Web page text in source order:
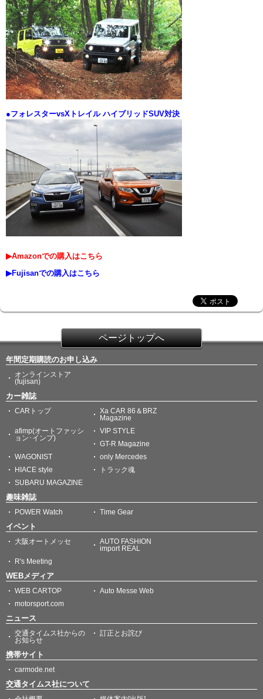
●フォレスターvsXトレイル ハイブリッドSUV対決
▶Amazonでの購入はこちら
▶Fujisanでの購入はこちら
ページトップへ
年間定期購読のお申し込み
オンラインストア
(fujisan)
カー雑誌
CARトップ
Xa CAR 86＆BRZ
Magazine
afimp(オートファッシ
ョン･インプ)
VIP STYLE
GT-R Magazine
WAGONIST
only Mercedes
HIACE style
トラック魂
SUBARU MAGAZINE
趣味雑誌
POWER Watch Time Gear
イベント
大阪オートメッセ
AUTO FASHION
import REAL
R's Meeting
WEBメディア
WEB CARTOP
Auto Messe Web
motorsport.com
ニュース
交通タイムス社からの
お知らせ
訂正とお詫び
携帯サイト
carmode.net
交通タイムス社について